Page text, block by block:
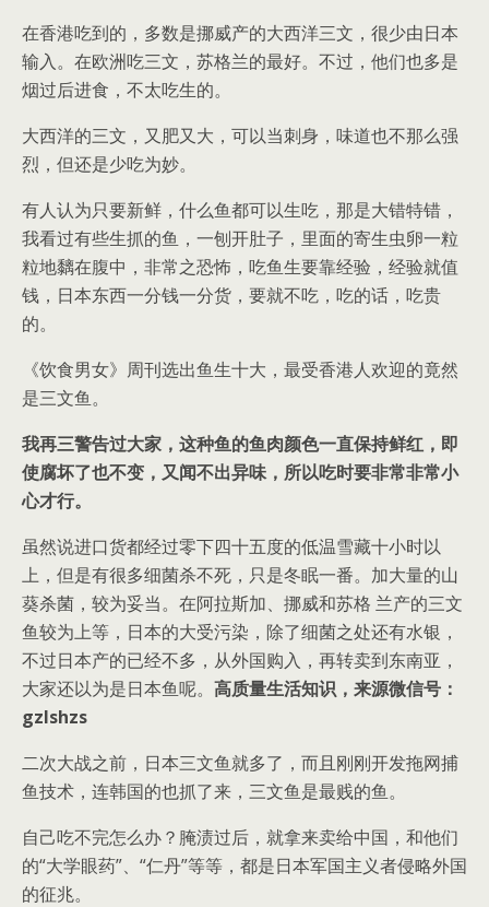
在香港吃到的，多数是挪威产的大西洋三文，很少由日本
输入。在欧洲吃三文，苏格兰的最好。不过，他们也多是
烟过后进食，不太吃生的。
大西洋的三文，又肥又大，可以当刺身，味道也不那么强
烈，但还是少吃为妙。
有人认为只要新鲜，什么鱼都可以生吃，那是大错特错，
我看过有些生抓的鱼，一刨开肚子，里面的寄生虫卵一粒
粒地黐在腹中，非常之恐怖，吃鱼生要靠经验，经验就值
钱，日本东西一分钱一分货，要就不吃，吃的话，吃贵
的。
《饮食男女》周刊选出鱼生十大，最受香港人欢迎的竟然
是三文鱼。
我再三警告过大家，这种鱼的鱼肉颜色一直保持鲜红，即
使腐坏了也不变，又闻不出异味，所以吃时要非常非常小
心才行。
虽然说进口货都经过零下四十五度的低温雪藏十小时以
上，但是有很多细菌杀不死，只是冬眠一番。加大量的山
葵杀菌，较为妥当。在阿拉斯加、挪威和苏格 兰产的三文
鱼较为上等，日本的大受污染，除了细菌之处还有水银，
不过日本产的已经不多，从外国购入，再转卖到东南亚，
大家还以为是日本鱼呢。 高质量生活知识，来源微信号：
gzlshzs
二次大战之前，日本三文鱼就多了，而且刚刚开发拖网捕
鱼技术，连韩国的也抓了来，三文鱼是最贱的鱼。
自己吃不完怎么办？腌渍过后，就拿来卖给中国，和他们
的“大学眼药”、“仁丹”等等，都是日本军国主义者侵略外国
的征兆。